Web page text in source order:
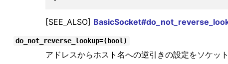
[SEE_ALSO]
do_not_reverse_lookup=(bool)
アドレスからホスト名への逆引きの設定をソケッ